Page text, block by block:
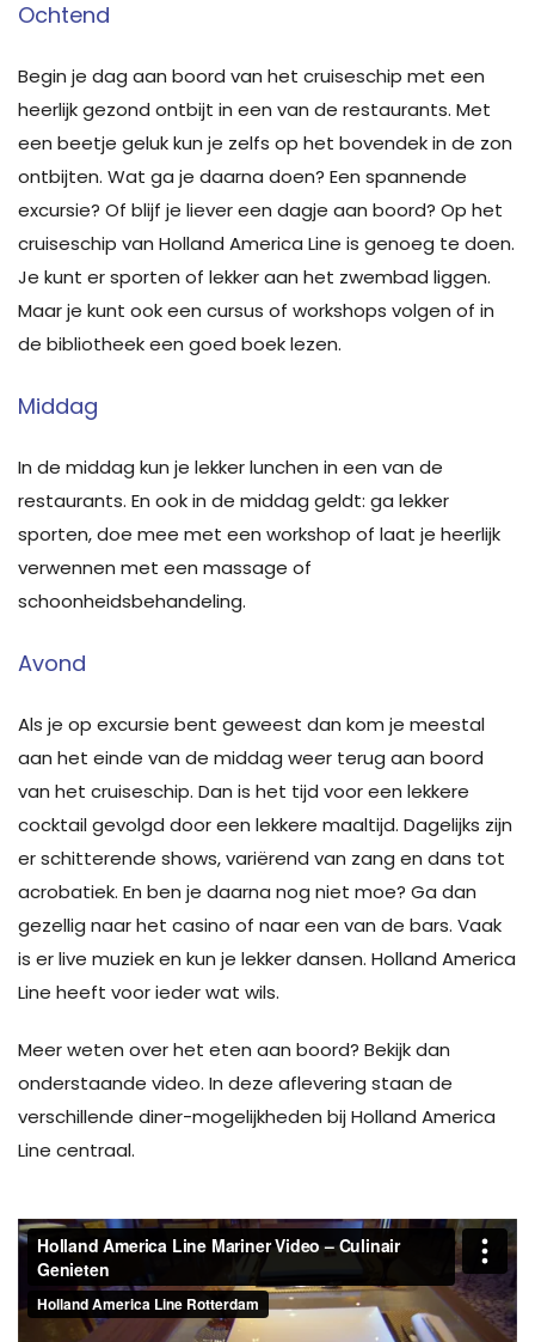
Ochtend
Begin je dag aan boord van het cruiseschip met een
heerlijk gezond ontbijt in een van de restaurants. Met
een beetje geluk kun je zelfs op het bovendek in de zon
ontbijten. Wat ga je daarna doen? Een spannende
excursie? Of blijf je liever een dagje aan boord? Op het
cruiseschip van Holland America Line is genoeg te doen.
Je kunt er sporten of lekker aan het zwembad liggen.
Maar je kunt ook een cursus of workshops volgen of in
de bibliotheek een goed boek lezen.
Middag
In de middag kun je lekker lunchen in een van de
restaurants. En ook in de middag geldt: ga lekker
sporten, doe mee met een workshop of laat je heerlijk
verwennen met een massage of
schoonheidsbehandeling.
Avond
Als je op excursie bent geweest dan kom je meestal
aan het einde van de middag weer terug aan boord
van het cruiseschip. Dan is het tijd voor een lekkere
cocktail gevolgd door een lekkere maaltijd. Dagelijks zijn
er schitterende shows, variërend van zang en dans tot
acrobatiek. En ben je daarna nog niet moe? Ga dan
gezellig naar het casino of naar een van de bars. Vaak
is er live muziek en kun je lekker dansen. Holland America
Line heeft voor ieder wat wils.
Meer weten over het eten aan boord? Bekijk dan
onderstaande video. In deze aflevering staan de
verschillende diner-mogelijkheden bij Holland America
Line centraal.